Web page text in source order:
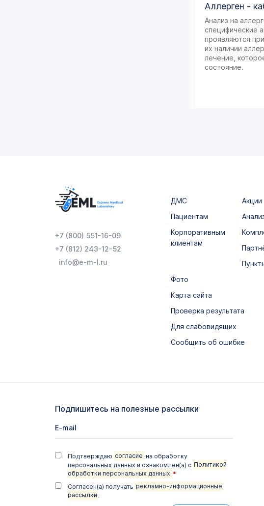
Аллерген -
Анализ на
специфические
проявляются
их наличии
лечение,
состояние.
+7 (800) 551-16-09
+7 (812) 243-12-52
info@e-m-l.ru
ДМС
Пациентам
Корпоративным
клиентам
Акции
Фото
Карта сайта
Проверка результата
Для слабовидящих
Сообщить об ошибке
Подпишитесь на полезные рассылки
Подтверждаю согласие на обработку
персональных данных и ознакомлен(а) с Политикой
обработки персональных данных .*
Согласен(а) получать рекламно-информационные
рассылки .